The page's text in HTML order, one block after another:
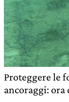
Proteggere le
ancoraggi: ora